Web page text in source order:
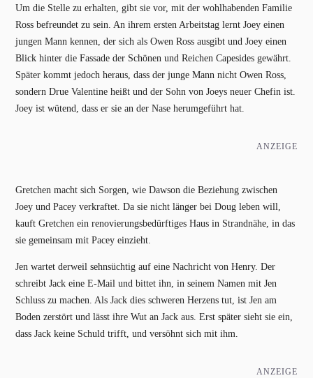
Um die Stelle zu erhalten, gibt sie vor, mit der wohlhabenden Familie
Ross befreundet zu sein. An ihrem ersten Arbeitstag lernt Joey einen
jungen Mann kennen, der sich als Owen Ross ausgibt und Joey einen
Blick hinter die Fassade der Schönen und Reichen Capesides gewährt.
Später kommt jedoch heraus, dass der junge Mann nicht Owen Ross,
sondern Drue Valentine heißt und der Sohn von Joeys neuer Chefin ist.
Joey ist wütend, dass er sie an der Nase herumgeführt hat.
ANZEIGE
Gretchen macht sich Sorgen, wie Dawson die Beziehung zwischen
Joey und Pacey verkraftet. Da sie nicht länger bei Doug leben will,
kauft Gretchen ein renovierungsbedürftiges Haus in Strandnähe, in das
sie gemeinsam mit Pacey einzieht.
Jen wartet derweil sehnsüchtig auf eine Nachricht von Henry. Der
schreibt Jack eine E-Mail und bittet ihn, in seinem Namen mit Jen
Schluss zu machen. Als Jack dies schweren Herzens tut, ist Jen am
Boden zerstört und lässt ihre Wut an Jack aus. Erst später sieht sie ein,
dass Jack keine Schuld trifft, und versöhnt sich mit ihm.
ANZEIGE